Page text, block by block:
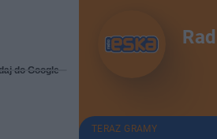
do Google
TERAZ GRAMY